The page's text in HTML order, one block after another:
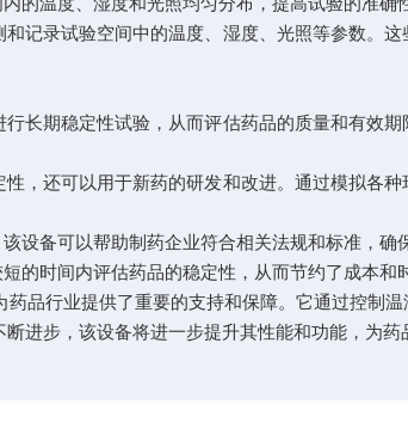
录试验空间中的温度、湿度、光照等参数。
期稳定性试验，从而评估药品的质量和有效
还可以用于新药的研发和改进。通过模拟各
备可以帮助制药企业符合相关法规和标准，确
时间内评估药品的稳定性，从而节约了成本和
行业提供了重要的支持和保障。它通过控制
进步，该设备将进一步提升其性能和功能，为药